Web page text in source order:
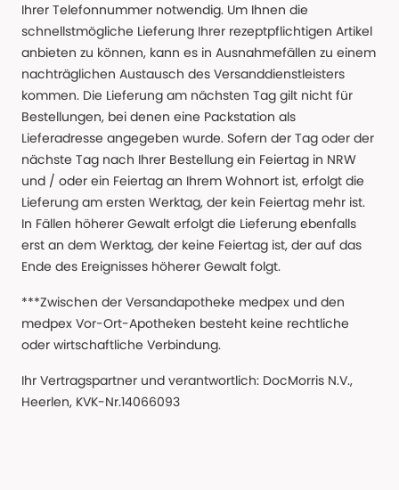
Ihrer Telefonnummer notwendig. Um Ihnen die
schnellstmögliche Lieferung Ihrer rezeptpflichtigen Artikel
anbieten zu können, kann es in Ausnahmefällen zu einem
nachträglichen Austausch des Versanddienstleisters
kommen. Die Lieferung am nächsten Tag gilt nicht für
Bestellungen, bei denen eine Packstation als
Lieferadresse angegeben wurde. Sofern der Tag oder der
nächste Tag nach Ihrer Bestellung ein Feiertag in NRW
und / oder ein Feiertag an Ihrem Wohnort ist, erfolgt die
Lieferung am ersten Werktag, der kein Feiertag mehr ist.
In Fällen höherer Gewalt erfolgt die Lieferung ebenfalls
erst an dem Werktag, der keine Feiertag ist, der auf das
Ende des Ereignisses höherer Gewalt folgt.
***Zwischen der Versandapotheke medpex und den
medpex Vor-Ort-Apotheken besteht keine rechtliche
oder wirtschaftliche Verbindung.
Ihr Vertragspartner und verantwortlich: DocMorris N.V.,
Heerlen, KVK-Nr.14066093